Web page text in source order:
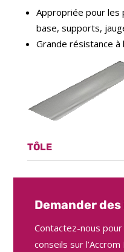
Appropriée pour les
base, supports,
Grande résistance à
TÔLE
Demander
Contactez-nous
conseils sur